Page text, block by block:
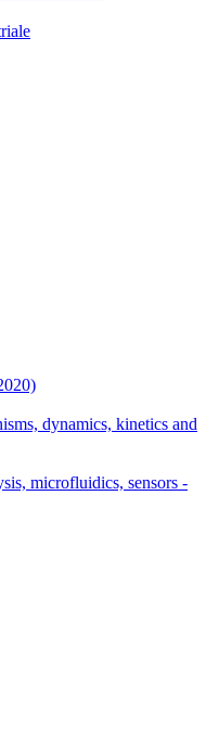
dynamics, kinetics and
microfluidics, sensors -